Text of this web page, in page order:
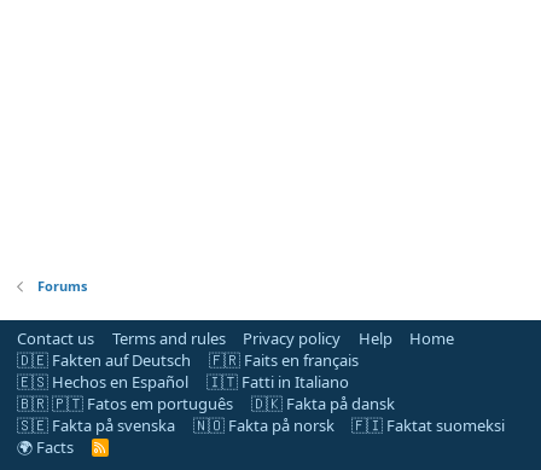
Forums
Contact us Terms and rules Privacy policy Help
Home
🇩🇪 Fakten auf Deutsch
🇫🇷 Faits en français
🇪🇸 Hechos en Español
🇮🇹 Fatti in Italiano
🇧🇷 🇵🇹 Fatos em português
🇩🇰 Fakta på dansk
🇸🇪 Fakta på svenska
🇳🇴 Fakta på norsk
🇫🇮 Faktat suomeksi
🌍 Facts
R